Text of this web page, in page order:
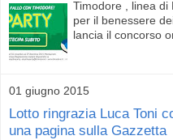
Timodore , linea di
per il benessere
lancia il concorso
01 giugno 2015
Lotto ringrazia Luca Toni
una pagina sulla Gazzetta